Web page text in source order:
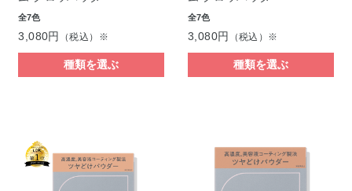
全7色
3,080円 （税込）※
種類を選ぶ
全7色
3,080円 （税込）※
種類を選ぶ